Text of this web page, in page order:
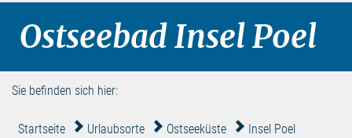
Ostseebad Insel Poel
Sie befinden sich hier:
Startseite Urlaubsorte Ostseeküste Insel Poel